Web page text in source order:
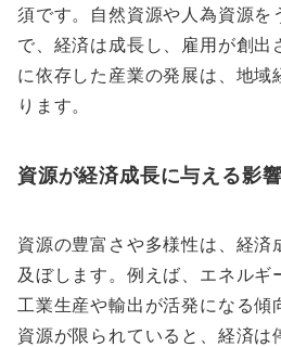
須です。自然資源や人為資源を
で、経済は成長し、雇用が創出
に依存した産業の発展は、地域
ります。
資源が経済成長に与える影響
資源の豊富さや多様性は、経済
及ぼします。例えば、エネルギ
工業生産や輸出が活発になる傾
資源が限られていると、経済は